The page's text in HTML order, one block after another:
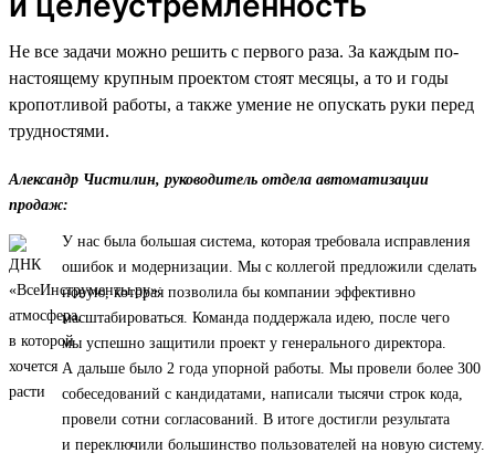
Не все задачи можно решить с первого раза. За каждым по-
настоящему крупным проектом стоят месяцы, а то и годы
кропотливой работы, а также умение не опускать руки перед
трудностями.
Александр Чистилин, руководитель отдела автоматизации
продаж:
У нас была большая система, которая требовала исправления
ошибок и модернизации. Мы с коллегой предложили сделать
новую, которая позволила бы компании эффективно
масштабироваться. Команда поддержала идею, после чего
мы успешно защитили проект у генерального директора.
А дальше было 2 года упорной работы. Мы провели более 300
собеседований с кандидатами, написали тысячи строк кода,
провели сотни согласований. В итоге достигли результата
и переключили большинство пользователей на новую систему.